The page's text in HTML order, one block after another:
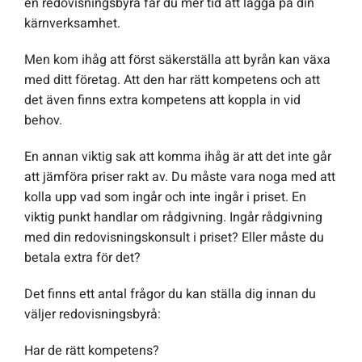
kärnverksamhet.
Men kom ihåg att först säkerställa att byrån kan växa
med ditt företag. Att den har rätt kompetens och att
det även finns extra kompetens att koppla in vid
behov.
En annan viktig sak att komma ihåg är att det inte går
att jämföra priser rakt av. Du måste vara noga med att
kolla upp vad som ingår och inte ingår i priset. En
viktig punkt handlar om rådgivning. Ingår rådgivning
med din redovisningskonsult i priset? Eller måste du
betala extra för det?
Det finns ett antal frågor du kan ställa dig innan du
väljer redovisningsbyrå:
Har de rätt kompetens?